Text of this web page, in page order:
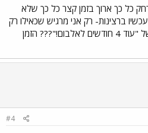
כל כך ארוך בזמן קצר כל כך שלא
ברצינות- רק אני מרגיש שכאילו רק
אתמול הופיעה פה הודעה של "עוד 4 חודשים לאלבום!"??? הזמן
#4